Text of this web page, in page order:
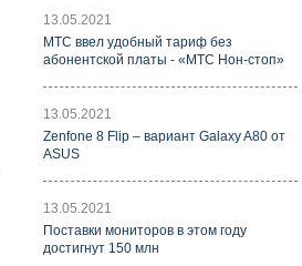
13.05.2021
МТС ввел удобный тариф без
абонентской платы - «МТС Нон-стоп»
13.05.2021
Zenfone 8 Flip – вариант Galaxy A80 от
ASUS
13.05.2021
Поставки мониторов в этом году
достигнут 150 млн